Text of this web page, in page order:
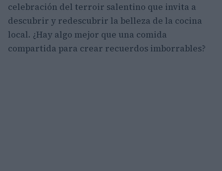
celebración del terroir salentino que invita a
descubrir y redescubrir la belleza de la cocina
local. ¿Hay algo mejor que una comida
compartida para crear recuerdos imborrables?